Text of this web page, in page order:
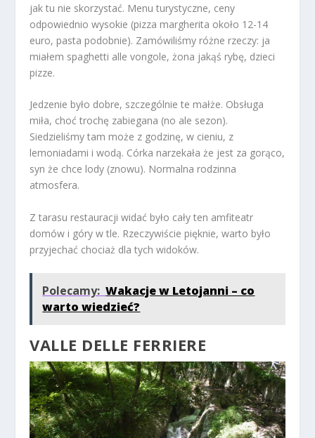
jak tu nie skorzystać. Menu turystyczne, ceny
odpowiednio wysokie (pizza margherita około 12-14
euro, pasta podobnie). Zamówiliśmy różne rzeczy: ja
miałem spaghetti alle vongole, żona jakąś rybę, dzieci
pizze.
Jedzenie było dobre, szczególnie te małże. Obsługa
miła, choć trochę zabiegana (no ale sezon).
Siedzieliśmy tam może z godzinę, w cieniu, z
lemoniadami i wodą. Córka narzekała że jest za gorąco,
syn że chce lody (znowu). Normalna rodzinna
atmosfera.
Z tarasu restauracji widać było cały ten amfiteatr
domów i góry w tle. Rzeczywiście pięknie, warto było
przyjechać chociaż dla tych widoków.
Polecamy: Wakacje w Letojanni – co
warto wiedzieć?
VALLE DELLE FERRIERE